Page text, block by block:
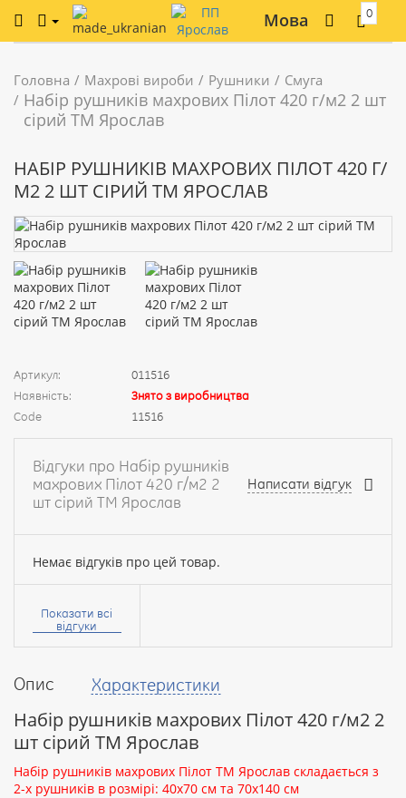
Мова 0
Головна Махрові вироби Рушники Смуга
Набір рушників махрових Пілот 420 г/м2 2 шт
сірий ТМ Ярослав
Опис Характеристики
Набір рушників махрових Пілот 420 г/м2 2
шт сірий ТМ Ярослав
Набір рушників махрових Пілот ТМ Ярослав складається з
2-х рушників в розмірі: 40х70 см та 70х140 см
НАБІР РУШНИКІВ МАХРОВИХ ПІЛОТ 420 Г/
М2 2 ШТ СІРИЙ ТМ ЯРОСЛАВ
Артикул:
011516
Наявність:
Знято з виробництва
Code
11516
Відгуки про Набір рушників
махрових Пілот 420 г/м2 2
шт сірий ТМ Ярослав
Написати відгук
Немає відгуків про цей товар.
Ваше
Ваш
Показати всі
відгуки